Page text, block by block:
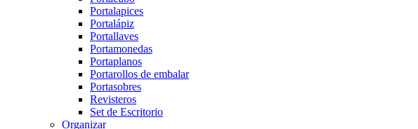
Portalapices
Portalápiz
Portallaves
Portamonedas
Portaplanos
Portarollos de embalar
Portasobres
Revisteros
Set de Escritorio
Organizar